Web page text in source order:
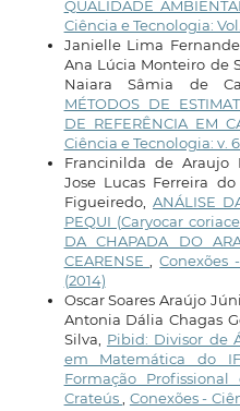
QUALIDADE
Ciência e Tecnologia: Vol.
Janielle Lima
Ana Lúcia Monteiro de
Naiara Sâmia de
MÉTODOS DE
DE REFERÊNCIA EM
Ciência e Tecnologia: v. 6
Francinilda de Araujo
Jose Lucas Ferreira
Figueiredo, ANÁLISE
PEQUI (Caryocar
DA CHAPADA DO
CEARENSE
,Conexões
(2014)
Oscar Soares Araújo
Antonia Dália Chagas
Silva, Pibid: Divisor de
em Matemática do
Formação
Crateús
Conexões -